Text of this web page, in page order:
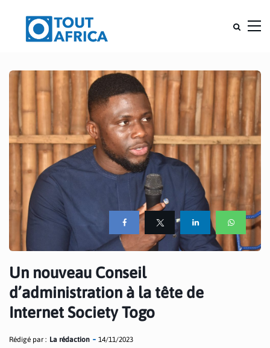
Un nouveau Conseil
d’administration à la tête de
Internet Society Togo
Rédigé par : La rédaction 14/11/2023